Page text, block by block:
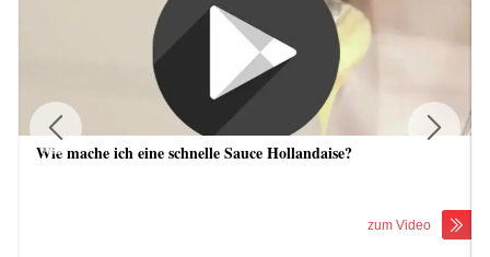
Wie mache ich eine schnelle Sauce Hollandaise?
zum Video
Previous